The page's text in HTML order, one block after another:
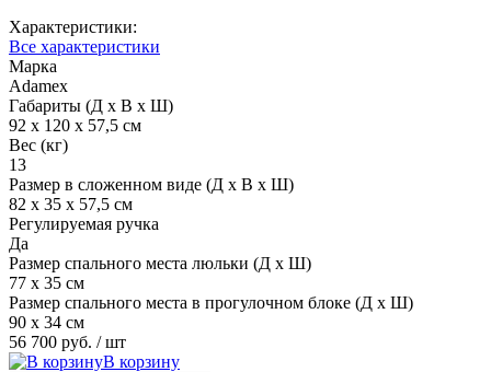
Характеристики:
Все характеристики
Марка
Adamex
Габариты (Д х В х Ш)
92 х 120 х 57,5 см
Вес (кг)
13
Размер в сложенном виде (Д х В х Ш)
82 х 35 х 57,5 см
Регулируемая ручка
Да
Размер спального места люльки (Д х Ш)
77 х 35 см
Размер спального места в прогулочном блоке (Д х Ш)
90 х 34 см
56 700 руб. / шт
В корзину